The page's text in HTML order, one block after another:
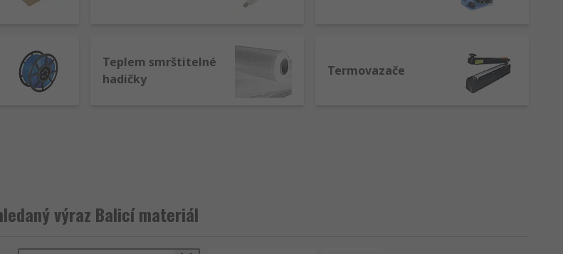
Teplem smrštitelné
hadičky
Termovazače
výraz Balicí materiál